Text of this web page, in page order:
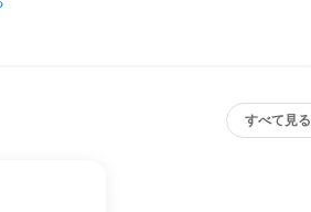
すべて見る